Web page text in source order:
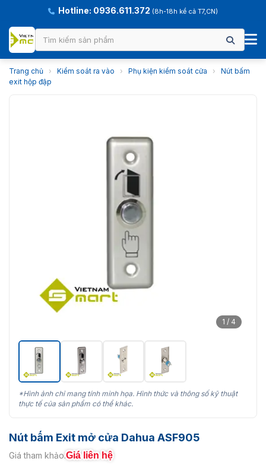
Hotline: 0936.611.372 (8h-18h kể cả T7,CN)
Trang chủ › Kiểm soát ra vào › Phụ kiện kiểm soát cửa ›
Nút bấm
exit hộp đập
1 / 4
*Hình ảnh chỉ mang tính minh họa. Hình thức và thông số kỹ thuật
thực tế của sản phẩm có thể khác.
Nút bấm Exit mở cửa Dahua ASF905
Giá tham khảo:Giá liên hệ